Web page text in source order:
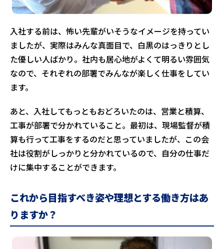
入社する前は、怖い先輩がいそうなイメージを持ってい
ましたが、実際はみんな真面目で、白黒のはっきりとし
た優しい人ばかり。社内も居心地がよくて明るい雰囲気
なので、それぞれの部署でみんなが楽しく仕事をしてい
ます。
あと、入社してもっともおどろいたのは、営業と積算、
工事が部署で分かれていること。最初は、現場監督が積
算も行って工事をするのだと思っていましたが、この会
社は役割がしっかりと分かれているので、自分の仕事だ
けに集中することができます。
これから目指すべき姿や理想とする働き方はあ
りますか？